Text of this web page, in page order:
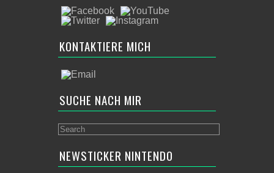
KONTAKTIERE MICH
SUCHE NACH MIR
NEWSTICKER NINTENDO